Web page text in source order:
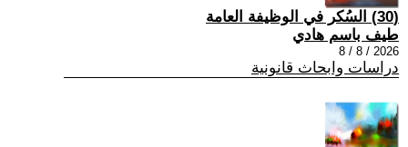
(30) السُكر في الوظيفة العامة
طيف باسم هادي
2026 / 8 / 8
دراسات وابحاث قانونية